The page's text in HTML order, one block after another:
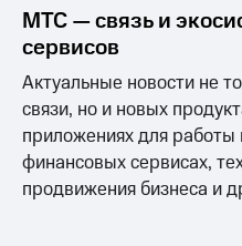
МТС — связь и
сервисов
Актуальные новости не
связи, но и новых
приложениях для
финансовых сервисах,
продвижения бизнеса и